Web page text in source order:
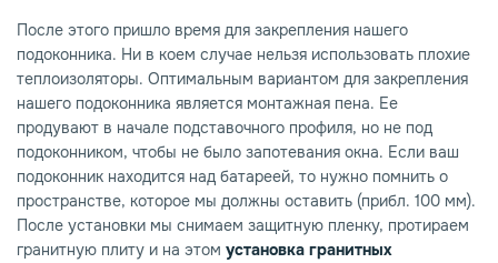
После этого пришло время для закрепления нашего
подоконника. Ни в коем случае нельзя использовать плохие
теплоизоляторы. Оптимальным вариантом для закрепления
нашего подоконника является монтажная пена. Ее
продувают в начале подставочного профиля, но не под
подоконником, чтобы не было запотевания окна. Если ваш
подоконник находится над батареей, то нужно помнить о
пространстве, которое мы должны оставить (прибл. 100 мм).
После установки мы снимаем защитную пленку, протираем
гранитную плиту и на этом установка гранитных